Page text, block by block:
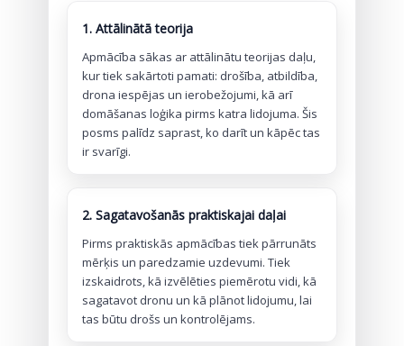
1. Attālinātā teorija
Apmācība sākas ar attālinātu teorijas daļu,
kur tiek sakārtoti pamati: drošība, atbildība,
drona iespējas un ierobežojumi, kā arī
domāšanas loģika pirms katra lidojuma. Šis
posms palīdz saprast, ko darīt un kāpēc tas
ir svarīgi.
2. Sagatavošanās praktiskajai daļai
Pirms praktiskās apmācības tiek pārrunāts
mērķis un paredzamie uzdevumi. Tiek
izskaidrots, kā izvēlēties piemērotu vidi, kā
sagatavot dronu un kā plānot lidojumu, lai
tas būtu drošs un kontrolējams.